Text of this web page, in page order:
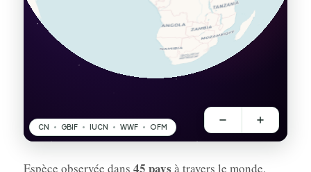
Espèce observée dans 45 pays à travers le monde.